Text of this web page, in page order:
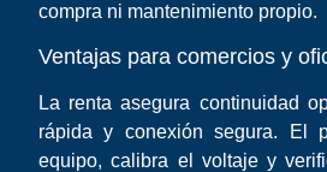
compra ni mantenimiento propio.
Ventajas para comercios y
La renta asegura continuidad
rápida y conexión segura. El
equipo, calibra el voltaje y